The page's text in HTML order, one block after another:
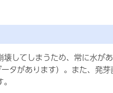
してしまうため、常に水が
タがあります）。また、発